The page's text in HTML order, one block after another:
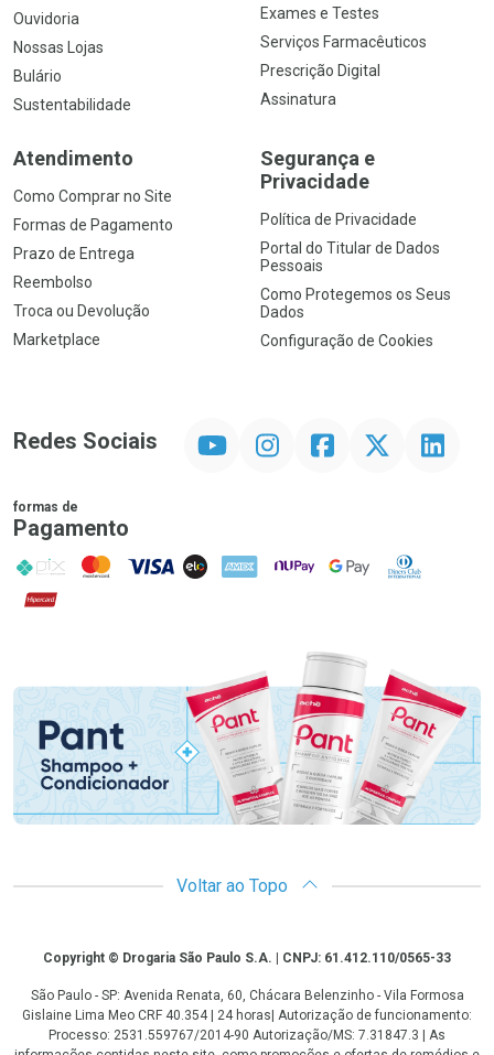
Ouvidoria
Nossas Lojas
Bulário
Sustentabilidade
Exames e Testes
Serviços Farmacêuticos
Prescrição Digital
Assinatura
Atendimento
Como Comprar no Site
Formas de Pagamento
Prazo de Entrega
Reembolso
Troca ou Devolução
Marketplace
Segurança e
Privacidade
Política de Privacidade
Portal do Titular de Dados
Pessoais
Como Protegemos os Seus
Dados
Configuração de Cookies
Redes Sociais InstagramFacebook Linkedin
formas de
Pagamento
PIX MasterCard
VISA ELO AMEX NuPay Google PayDiners Club
Hipercard
Promoção em Destaque
Voltar ao Topo
CopyrightCopyright © Drogaria São Paulo S.A. | CNPJ: 61.412.110/0565-33
São Paulo - SP: Avenida Renata, 60, Chácara Belenzinho - Vila Formosa
Gislaine Lima Meo CRF 40.354 | 24 horas| Autorização de funcionamento:
Processo: 2531.559767/2014-90 Autorização/MS: 7.31847.3 | As